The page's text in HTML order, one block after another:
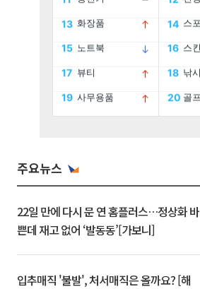
주요뉴스
22일 만에 다시 문 연 홈플러스…정상화 바
쁜데 재고 없어 ‘발동동’[가보니]
입추매직 '불발', 처서매직은 올까요? [해